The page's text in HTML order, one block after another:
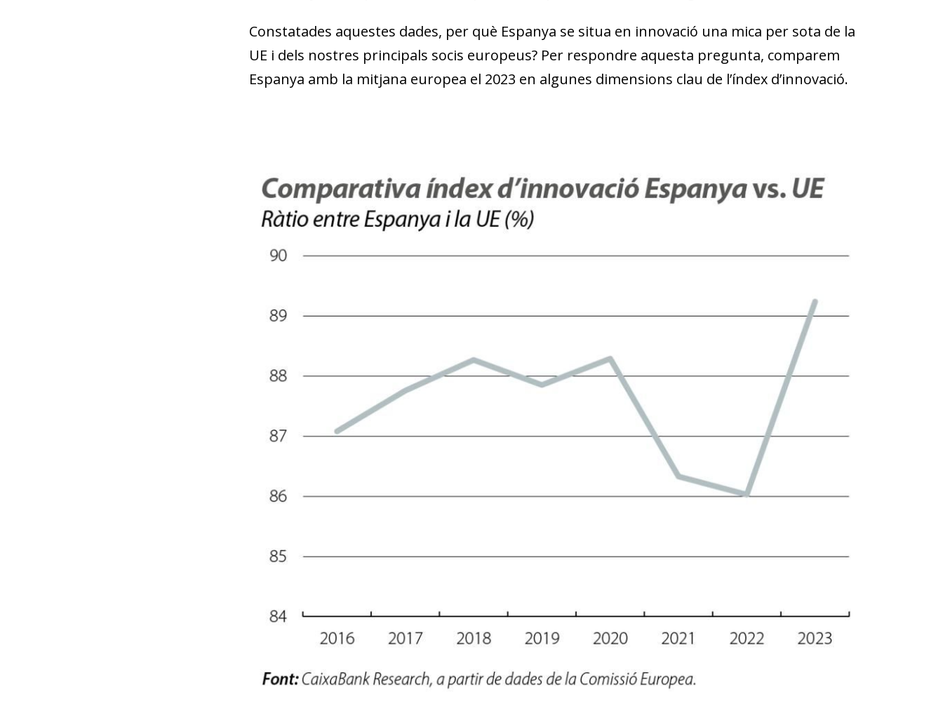
Constatades aquestes dades, per què Espanya se situa en innovació una mica per sota de la
UE i dels nostres principals socis europeus? Per respondre aquesta pregunta, comparem
Espanya amb la mitjana europea el 2023 en algunes dimensions clau de l’índex d’innovació.